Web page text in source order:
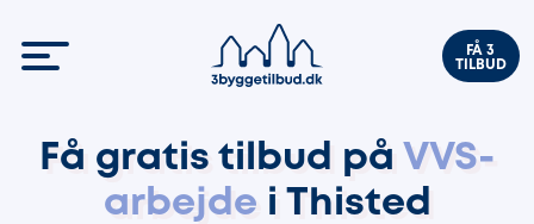
FÅ 3
TILBUD
Få gratis tilbud på VVS-
arbejde i Thisted